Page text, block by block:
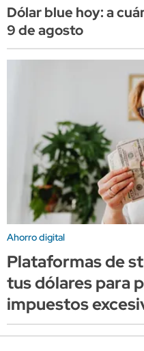
Dólar blue hoy: a
9 de agosto
Ahorro digital
Plataformas de
tus dólares para
impuestos